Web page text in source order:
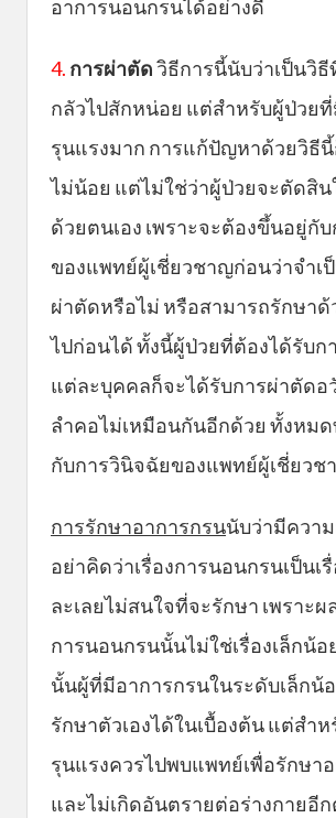
อาการนอนกรนได้อย่างดี
4. การผ่าตัดวิธีการนี้นับว่าเป็นวิ
กลัวไปสักหน่อย แต่สำหรับผู้ป่วย
รุนแรงมาก การแก้ปัญหาด้วยวิธี
ไม่น้อย แต่ไม่ใช่ว่าผู้ป่วยจะตัดสิ
ด้วยตนเอง เพราะจะต้องขึ้นอยู่กั
ของแพทย์ผู้เชี่ยวชาญก่อนว่าจำเ
ผ่าตัดหรือไม่ หรือสามารถรักษา
ไปก่อนได้ ทั้งนี้ผู้ป่วยที่ต้องได้รับก
แต่ละบุคคลก็จะได้รับการผ่าตัดอ
ลำคอไม่เหมือนกันอีกด้วย ทั้งหม
กับการวินิจฉัยของแพทย์ผู้เชี่ยวช
การรักษาอาการกรนนับว่ามีควา
อย่าคิดว่าเรื่องการนอนกรนเป็นเ
ละเลยไม่สนใจที่จะรักษา เพราะ
การนอนกรนนั้นไม่ใช่เรื่องเล็กน้
นั้นผู้ที่มีอาการกรนในระดับเล็กน้
รักษาตัวเองได้ในเบื้องต้น แต่สำ
รุนแรงควรไปพบแพทย์เพื่อรักษา
และไม่เกิดอันตรายต่อร่างกายอี